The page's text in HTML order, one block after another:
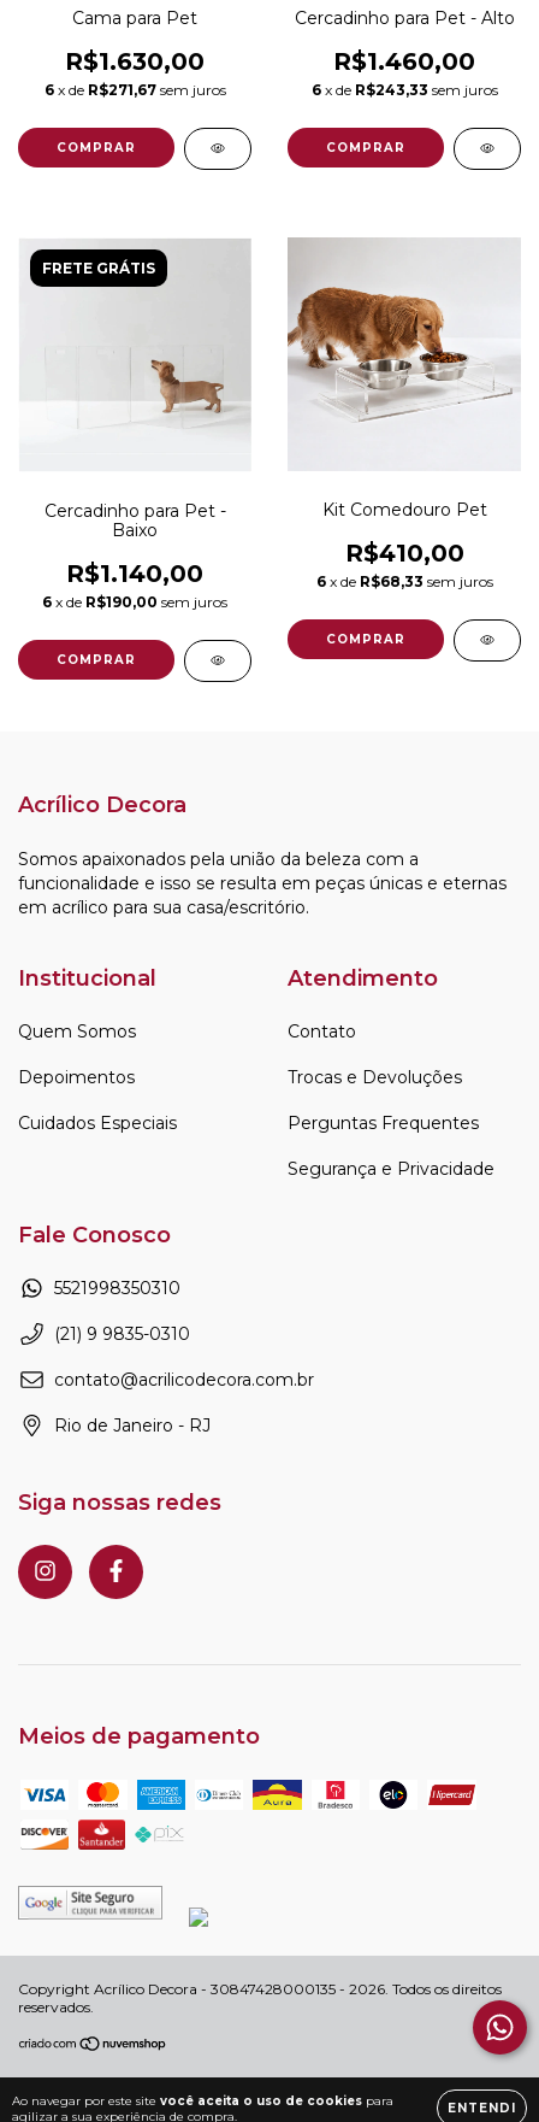
Ao navegar por este site você aceita o uso de cookies para
agilizar a sua experiência de compra.
ENTENDI
Cama para Pet
R$1.630,00
6 x de R$271,67 sem juros
COMPRAR
Cercadinho para Pet - Alto
R$1.460,00
6 x de R$243,33 sem juros
COMPRAR
FRETE GRÁTIS
Cercadinho para Pet -
Baixo
R$1.140,00
6 x de R$190,00 sem juros
COMPRAR
Kit Comedouro Pet
R$410,00
6 x de R$68,33 sem juros
COMPRAR
Acrílico Decora
Somos apaixonados pela união da beleza com a
funcionalidade e isso se resulta em peças únicas e eternas
em acrílico para sua casa/escritório.
Institucional
Quem Somos
Depoimentos
Cuidados Especiais
Atendimento
Contato
Trocas e Devoluções
Perguntas Frequentes
Segurança e Privacidade
Fale Conosco
5521998350310
(21) 9 9835-0310
contato@acrilicodecora.com.br
Rio de Janeiro - RJ
Siga nossas redes
Meios de pagamento
Copyright Acrílico Decora - 30847428000135 - 2026. Todos os direitos
reservados.